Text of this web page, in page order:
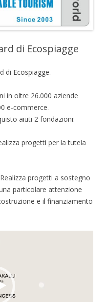
di Ecospiagge
di Ecospiagge.
in oltre 26.000 aziende
e-commerce.
aiuti 2 fondazioni:
progetti per la tutela
progetti a sostegno
particolare attenzione
e il finanziamento